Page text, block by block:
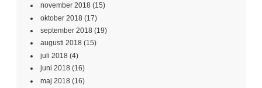
november 2018 (15)
oktober 2018 (17)
september 2018 (19)
augusti 2018 (15)
juli 2018 (4)
juni 2018 (16)
maj 2018 (16)